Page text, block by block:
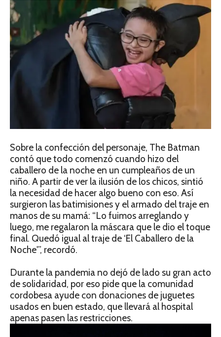
Sobre la confección del personaje, The Batman
contó que todo comenzó cuando hizo del
caballero de la noche en un cumpleaños de un
niño. A partir de ver la ilusión de los chicos, sintió
la necesidad de hacer algo bueno con eso. Así
surgieron las batimisiones y el armado del traje en
manos de su mamá: “Lo fuimos arreglando y
luego, me regalaron la máscara que le dio el toque
final. Quedó igual al traje de ‘El Caballero de la
Noche'”, recordó.
Durante la pandemia no dejó de lado su gran acto
de solidaridad, por eso pide que la comunidad
cordobesa ayude con donaciones de juguetes
usados en buen estado, que llevará al hospital
apenas pasen las restricciones.